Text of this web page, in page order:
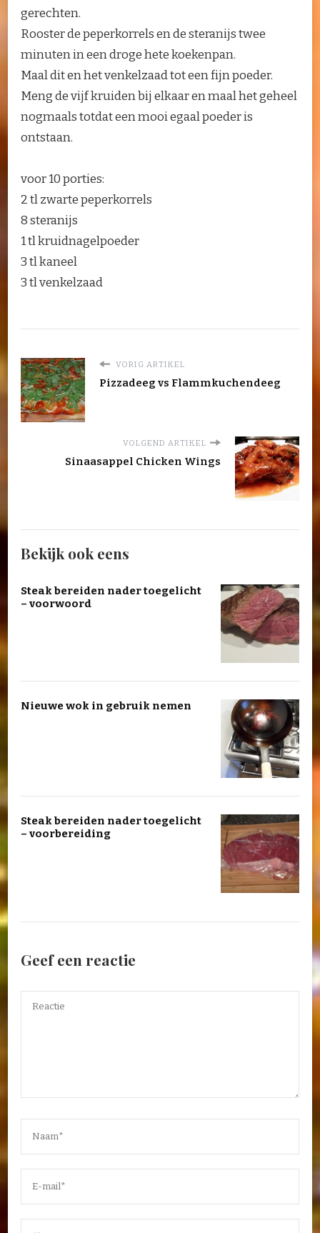
gerechten.
Rooster de peperkorrels en de steranijs twee
minuten in een droge hete koekenpan.
Maal dit en het venkelzaad tot een fijn poeder.
Meng de vijf kruiden bij elkaar en maal het geheel
nogmaals totdat een mooi egaal poeder is
ontstaan.
voor 10 porties:
2 tl zwarte peperkorrels
8 steranijs
1 tl kruidnagelpoeder
3 tl kaneel
3 tl venkelzaad
VORIG ARTIKEL
Pizzadeeg vs Flammkuchendeeg
VOLGEND ARTIKEL
Sinaasappel Chicken Wings
Bekijk ook eens
Steak bereiden nader toegelicht
– voorwoord
Nieuwe wok in gebruik nemen
Steak bereiden nader toegelicht
– voorbereiding
Geef een reactie